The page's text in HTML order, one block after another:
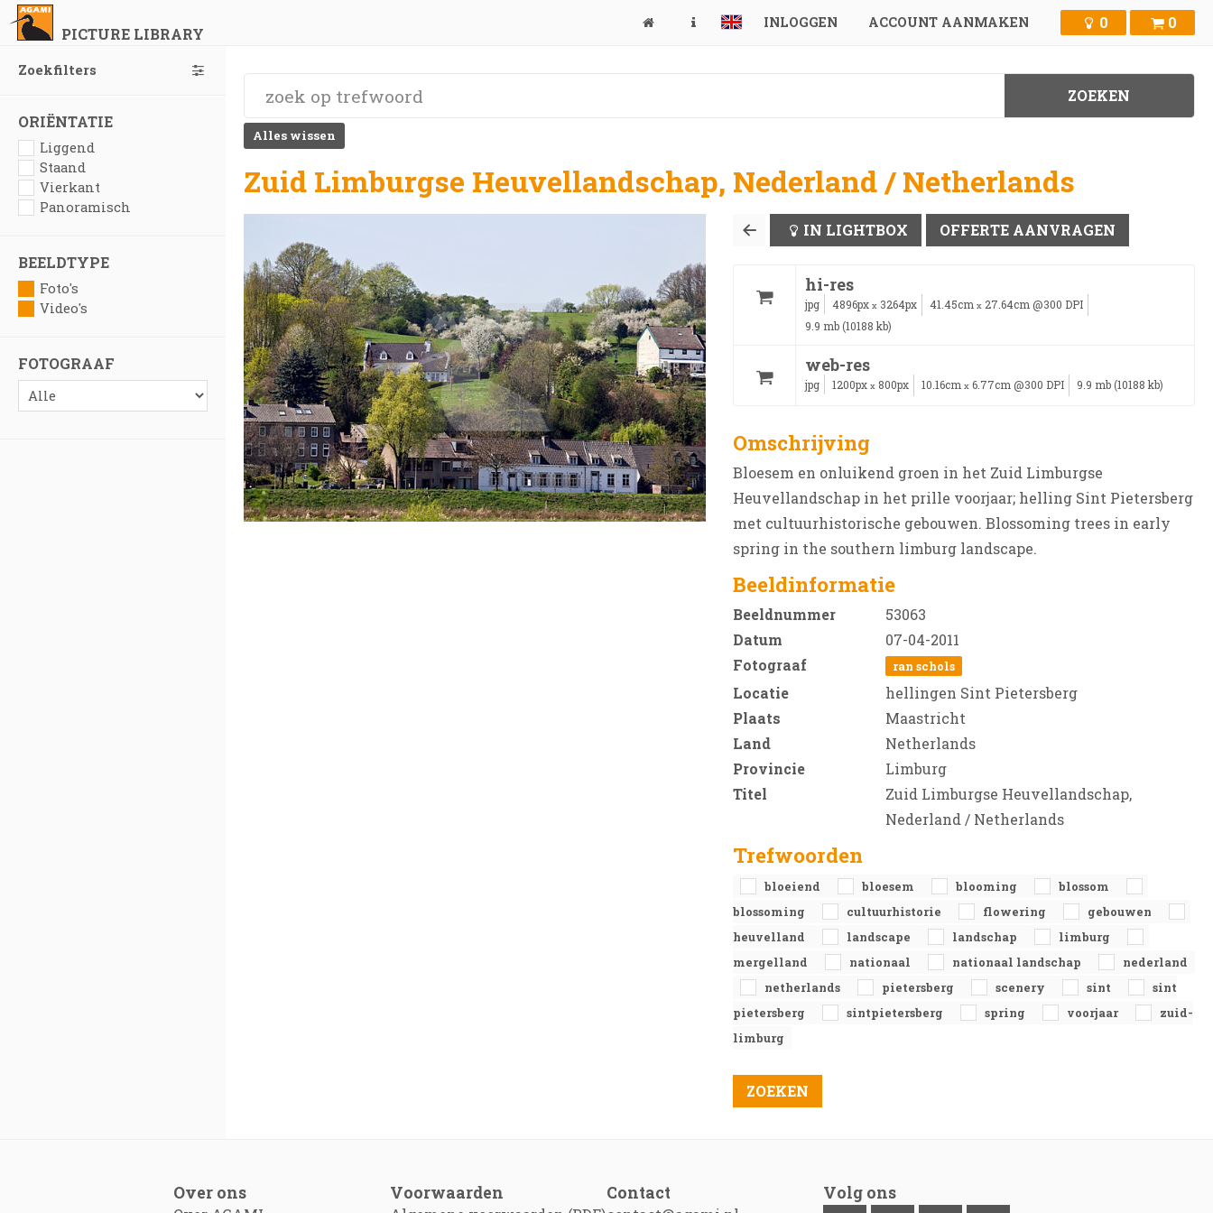
PICTURE LIBRARY
INLOGGEN ACCOUNT AANMAKEN 0 0
Zoekfilters
ORIËNTATIE
Liggend
Staand
Vierkant
Panoramisch
BEELDTYPE
Foto's
Video's
FOTOGRAAF
Alles wissen
Zuid Limburgse Heuvellandschap, Nederland / Netherlands
IN LIGHTBOX OFFERTE AANVRAGEN
hi-res
jpg 4896px x 3264px 41.45cm x 27.64cm @300 DPI
9.9 mb (10188 kb)
web-res
jpg 1200px x 800px 10.16cm x 6.77cm @300 DPI 9.9 mb (10188 kb)
Omschrijving
Bloesem en onluikend groen in het Zuid Limburgse
Heuvellandschap in het prille voorjaar; helling Sint Pietersberg
met cultuurhistorische gebouwen. Blossoming trees in early
spring in the southern limburg landscape.
Beeldinformatie
Beeldnummer
53063
Datum
07-04-2011
Fotograaf
ran schols
Locatie
hellingen Sint Pietersberg
Plaats
Maastricht
Land
Netherlands
Provincie
Limburg
Titel
Zuid Limburgse Heuvellandschap,
Nederland / Netherlands
Trefwoorden
bloeiend bloesem blooming
blossom
blossoming
cultuurhistorie flowering
gebouwen
heuvelland
landscape landschap
limburg
mergelland
nationaal nationaal landschap
nederland
netherlands
pietersberg scenery sint
sint
pietersberg
sintpietersberg spring voorjaar
zuid-
limburg
Over ons Voorwaarden Contact Volg ons